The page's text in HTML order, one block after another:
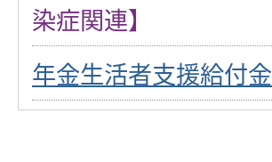
染症関連】
年金生活者支援給付